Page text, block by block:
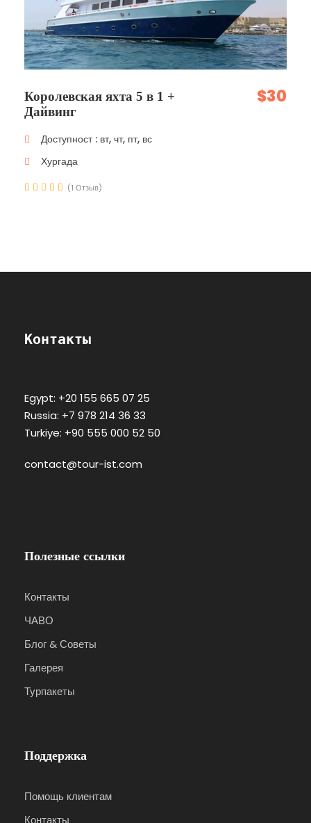
Королевская яхта 5 в 1 +
Дайвинг
$30
Доступност : вт, чт, пт, вс
Хургада
(1 Отзыв)
Контакты
Egypt: +20 155 665 07 25
Russia: +7 978 214 36 33
Turkiye: +90 555 000 52 50
contact@tour-ist.com
Полезные ссылки
Контакты
ЧАВО
Блог & Советы
Галерея
Турпакеты
Поддержка
Помощь клиентам
Контакты